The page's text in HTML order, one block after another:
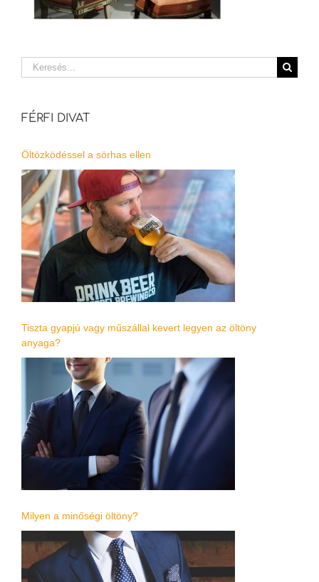
Keresés...
FÉRFI DIVAT
Öltözködéssel a sörhas ellen
Tiszta gyapjú vagy műszállal kevert legyen az öltöny
anyaga?
Milyen a minőségi öltöny?